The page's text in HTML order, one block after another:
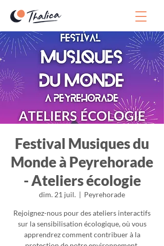
Festival Musiques du
Monde à Peyrehorade
- Ateliers écologie
dim. 21 juil.
  |
Peyrehorade
Rejoignez-nous pour des ateliers interactifs
sur la sensibilisation écologique, où vous
apprendrez comment contribuer à la